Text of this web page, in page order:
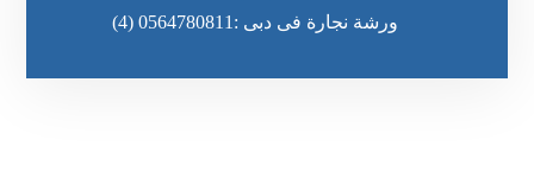
ورشة نجارة فى دبى :0564780811
(4)